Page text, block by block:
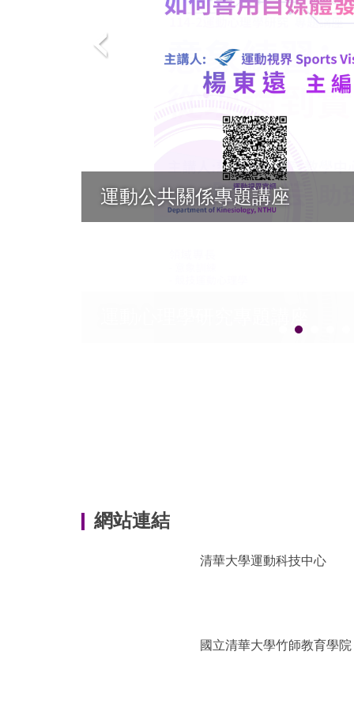
運動公共關係專題講座
網站連結
清華大學運動科技中心
國立清華大學竹師教育學院